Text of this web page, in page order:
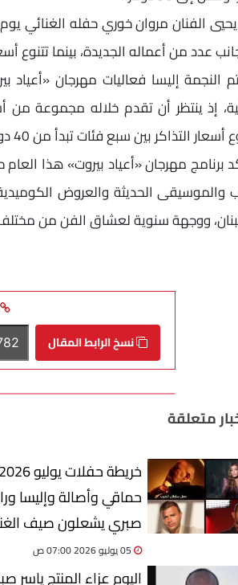
عدد من أعماله الجديدة، بينما تتنوع أسعار التذاكر
إذ ينتظر أن تقدم خلاله مجموعة
التذاكر بين سبع فئات تبدأ من 40 دولارًا وتصل إلى 180 دولارًا.
برنامج مهرجان «أعياد بيروت» هذا
والموسيقى الحديثة والعروض
ووجهة سنوية لعشاق الفن من
نسخ الرابط المقال
متعلقة
حماقي وأصالة وإليسا
صبري يشعلون صيف
اليوم عزاء المنتج ياسر